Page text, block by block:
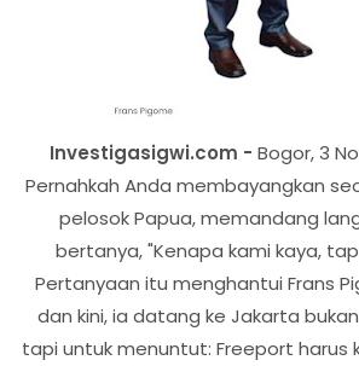
Investigasigwi.com - Bogor, 3
Pernahkah Anda membayangkan
pelosok Papua, memandang
bertanya, "Kenapa kami kaya,
Pertanyaan itu menghantui Frans
dan kini, ia datang ke Jakarta
tapi untuk menuntut: Freeport harus